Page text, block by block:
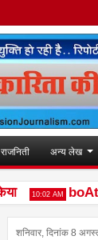
राजनिती अन्य लेख
10:02 AM boAt और
शनिवार, दिनांक 8